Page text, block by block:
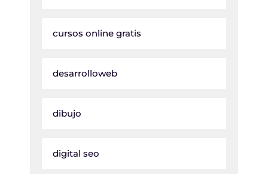
cursos online gratis
desarrolloweb
dibujo
digital seo